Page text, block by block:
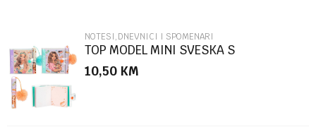
Poruka
NOTESI,DNEVNICI I SPOMENARI
TOP MODEL MINI SVESKA S
HEM.OL.SUNNY DOG
10,50 KM